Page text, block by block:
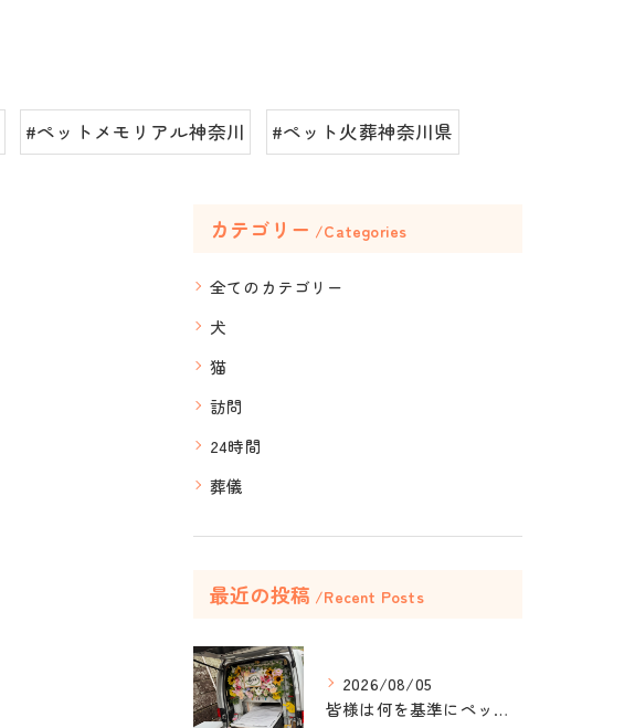
#ペットメモリアル神奈川 #ペット火葬神奈川県
カテゴリー Categories
全てのカテゴリー
犬
猫
訪問
24時間
葬儀
最近の投稿 Recent Posts
2026/08/05
皆様は何を基準にペット葬儀社を選びますか？